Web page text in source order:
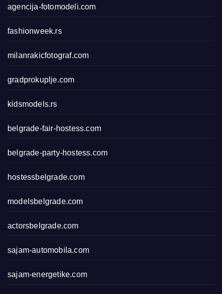
agencija-fotomodeli.com
fashionweek.rs
milanrakicfotograf.com
gradprokuplje.com
kidsmodels.rs
belgrade-fair-hostess.com
belgrade-party-hostess.com
hostessbelgrade.com
modelsbelgrade.com
actorsbelgrade.com
sajam-automobila.com
sajam-energetike.com